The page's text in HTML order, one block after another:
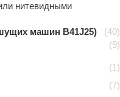
нитевидными
(40)
машин B41J25)
(9)
(1)
(7)